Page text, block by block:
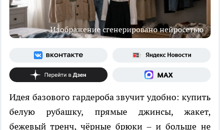
Изображение сгенерировано нейросетью
Идея базового гардероба звучит удобно: купить
белую рубашку, прямые джинсы, жакет,
бежевый тренч, чёрные брюки – и больше не